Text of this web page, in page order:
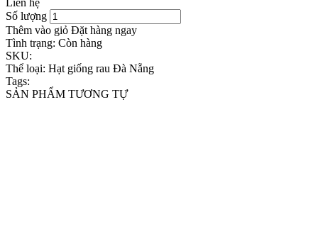
Số lượng
Thêm vào giỏ Đặt hàng ngay
Tình trạng: Còn hàng
SKU:
Thể loại: Hạt giống rau Đà Nẵng
Tags:
SẢN PHẨM TƯƠNG TỰ